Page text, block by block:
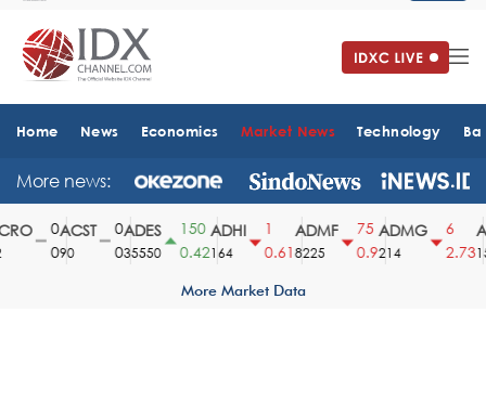
Home News Economics Market News Technology
More news:
ACST
90
ADES
35550
150
0.42
ADHI
164
0.61
ADMF
8225
75
0.9
ADMG
214
2.73
More Market Data